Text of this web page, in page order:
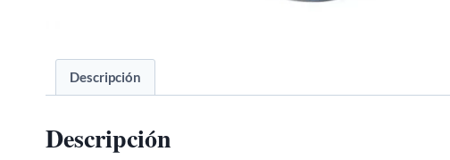
Descripción
Descripción